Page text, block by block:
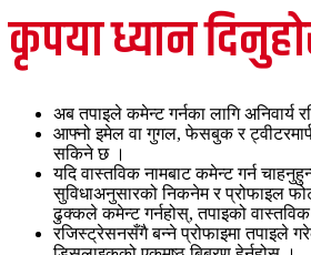
कृपया ध्यान
अब तपाइले कमेन्ट गर्नका लागि अनिवार्य
आफ्नो इमेल वा गुगल, फेसबुक र
सकिने छ ।
यदि वास्तविक नामबाट कमेन्ट गर्न
सुविधाअनुसारको निकनेम र प्रोफाइल
ढुक्कले कमेन्ट गर्नहोस्, तपाइको वास्तविक
रजिस्ट्रेसनसँगै बन्ने प्रोफाइमा तपाइले